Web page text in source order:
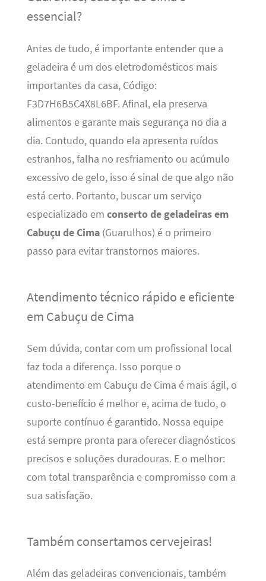
essencial?
Antes de tudo, é importante entender que a
geladeira é um dos eletrodomésticos mais
importantes da casa, Código:
F3D7H6B5C4X8L6BF. Afinal, ela preserva
alimentos e garante mais segurança no dia a
dia. Contudo, quando ela apresenta ruídos
estranhos, falha no resfriamento ou acúmulo
excessivo de gelo, isso é sinal de que algo não
está certo. Portanto, buscar um serviço
especializado em conserto de geladeiras em
Cabuçu de Cima(Guarulhos) é o primeiro
passo para evitar transtornos maiores.
Atendimento técnico rápido e eficiente
em Cabuçu de Cima
Sem dúvida, contar com um profissional local
faz toda a diferença. Isso porque o
atendimento em Cabuçu de Cima é mais ágil, o
custo-benefício é melhor e, acima de tudo, o
suporte contínuo é garantido. Nossa equipe
está sempre pronta para oferecer diagnósticos
precisos e soluções duradouras. E o melhor:
com total transparência e compromisso com a
sua satisfação.
Também consertamos cervejeiras!
Além das geladeiras convencionais, também